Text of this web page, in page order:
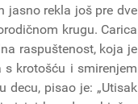
jasno rekla još pre dve
krugu. Carica
raspuštenost, koja je
krotošću i smirenjem
decu, pisao je: „Utisak